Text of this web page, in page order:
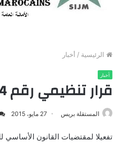
الرئيسية / أخبار
أخبار
قرار تنظيمي رقم 15/04
المستقلة بريس 27 مايو، 2015
تفعيلا لمقتضيات القانون الأساسي